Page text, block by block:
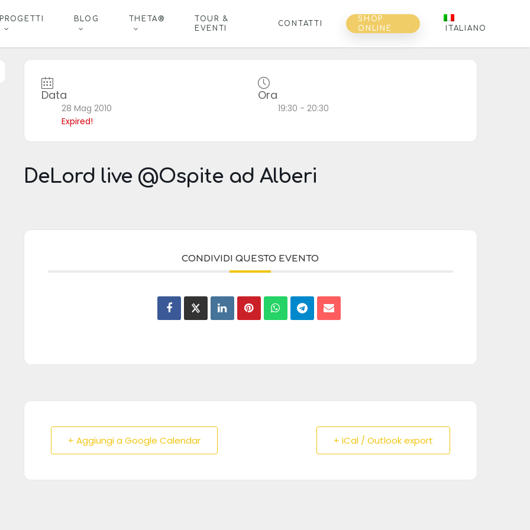
PROGETTI BLOG THETA®
TOUR &
EVENTI
CONTATTI
SHOP
ONLINE
ITALIANO
Data
28 Mag 2010
Expired!
Ora
19:30 - 20:30
DeLord live @Ospite ad Alberi
CONDIVIDI QUESTO EVENTO
+ Aggiungi a Google Calendar + iCal / Outlook export